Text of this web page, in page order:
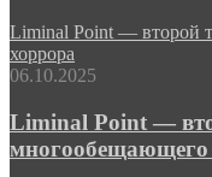
Liminal Point — второй
хоррора
06.10.2025
Liminal Point —
многообещающего